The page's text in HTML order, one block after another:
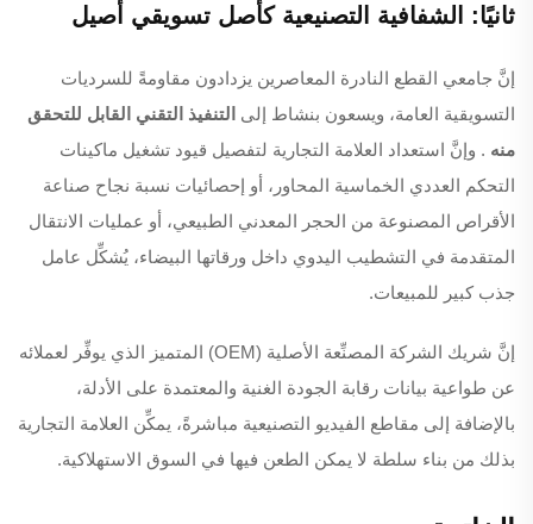
ثانيًا: الشفافية التصنيعية كأصل تسويقي أصيل
إنَّ جامعي القطع النادرة المعاصرين يزدادون مقاومةً للسرديات
التسويقية العامة، ويسعون بنشاط إلى التنفيذ التقني القابل للتحقق
منه . وإنَّ استعداد العلامة التجارية لتفصيل قيود تشغيل ماكينات
التحكم العددي الخماسية المحاور، أو إحصائيات نسبة نجاح صناعة
الأقراص المصنوعة من الحجر المعدني الطبيعي، أو عمليات الانتقال
المتقدمة في التشطيب اليدوي داخل ورقاتها البيضاء، يُشكِّل عامل
جذب كبير للمبيعات.
إنَّ شريك الشركة المصنِّعة الأصلية (OEM) المتميز الذي يوفِّر لعملائه
عن طواعية بيانات رقابة الجودة الغنية والمعتمدة على الأدلة،
بالإضافة إلى مقاطع الفيديو التصنيعية مباشرةً، يمكِّن العلامة التجارية
بذلك من بناء سلطة لا يمكن الطعن فيها في السوق الاستهلاكية.